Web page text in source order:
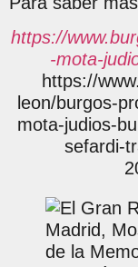
https://
-mota-
https://
leon/burgos-
mota-judios-
sefardi-